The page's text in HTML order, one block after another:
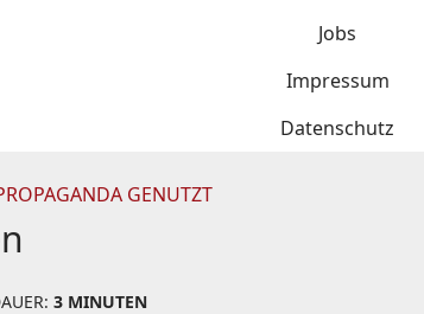
Jobs
Impressum
Datenschutz
GENUTZT
3 MINUTEN